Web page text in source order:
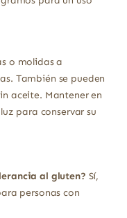
o molidas a
También se pueden
aceite. Mantener en
para conservar su
al gluten? Sí,
personas con